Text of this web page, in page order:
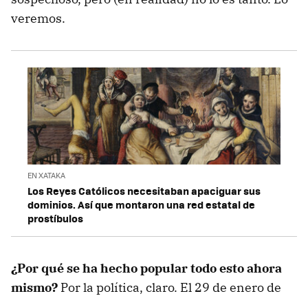
veremos.
EN XATAKA
Los Reyes Católicos necesitaban apaciguar sus
dominios. Así que montaron una red estatal de
prostíbulos
¿Por qué se ha hecho popular todo esto ahora
mismo? Por la política, claro. El 29 de enero de